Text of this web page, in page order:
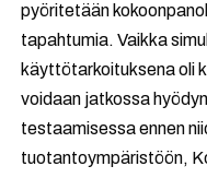
pyöritetään
tapahtumia. Vaikka
käyttötarkoituksena oli
voidaan jatkossa
testaamisessa ennen
tuotantoympäristöön,